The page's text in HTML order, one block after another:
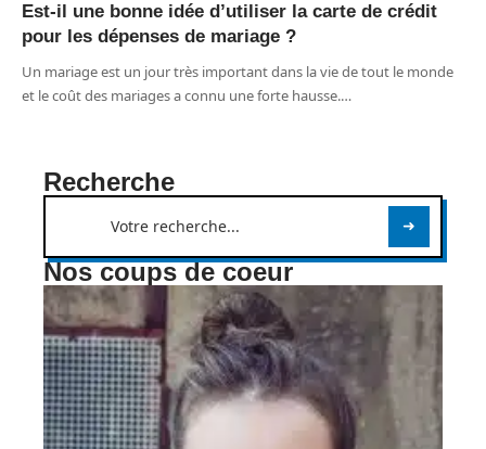
Est-il une bonne idée d’utiliser la carte de crédit
pour les dépenses de mariage ?
Un mariage est un jour très important dans la vie de tout le monde
et le coût des mariages a connu une forte hausse.…
Recherche
Nos coups de coeur